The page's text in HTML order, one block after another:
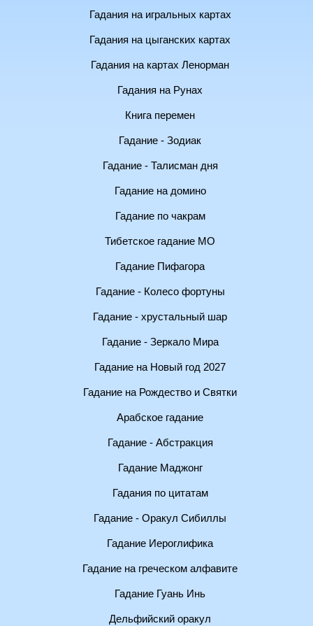
Гадания на игральных картах
Гадания на цыганских картах
Гадания на картах Ленорман
Гадания на Рунах
Книга перемен
Гадание - Зодиак
Гадание - Талисман дня
Гадание на домино
Гадание по чакрам
Тибетское гадание МО
Гадание Пифагора
Гадание - Колесо фортуны
Гадание - хрустальный шар
Гадание - Зеркало Мира
Гадание на Новый год 2027
Гадание на Рождество и Святки
Арабское гадание
Гадание - Абстракция
Гадание Маджонг
Гадания по цитатам
Гадание - Оракул Сибиллы
Гадание Иероглифика
Гадание на греческом алфавите
Гадание Гуань Инь
Дельфийский оракул